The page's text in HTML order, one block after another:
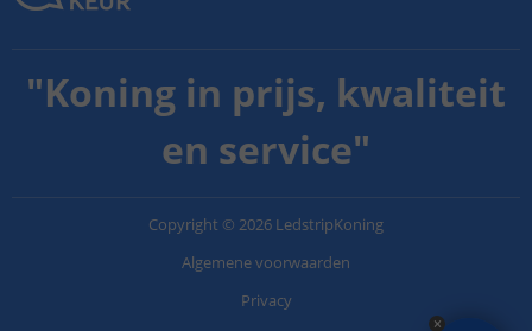
"Koning in prijs, kwaliteit
en service"
Copyright © 2026 LedstripKoning
Algemene voorwaarden
Privacy